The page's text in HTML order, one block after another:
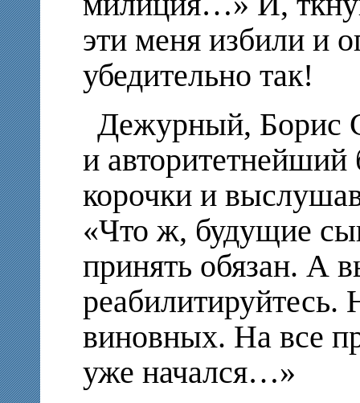
эти меня избили и
убедительно так!
Дежурный, Борис
и авторитетнейший
корочки и
«Что ж, будущие
принять обязан. А
реабилитируйтесь.
виновных. На все
уже начался…»